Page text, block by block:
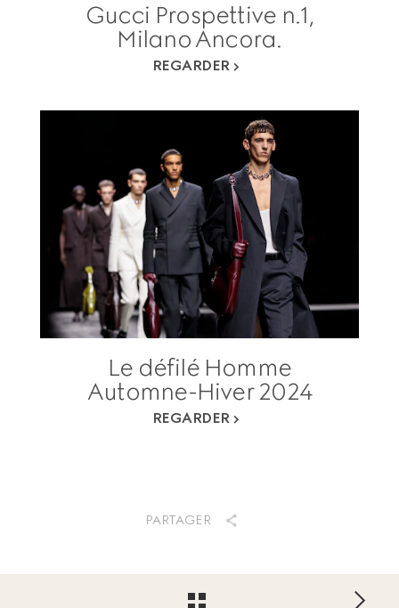
Gucci Prospettive n.1,
Milano Ancora.
REGARDER
Le défilé Homme
Automne-Hiver 2024
REGARDER
PARTAGER